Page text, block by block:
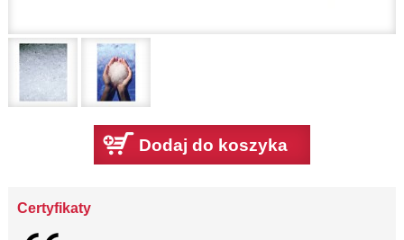
Dodaj do koszyka
Certyfikaty